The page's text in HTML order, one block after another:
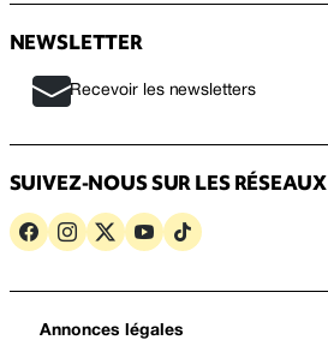
NEWSLETTER
Recevoir les newsletters
SUIVEZ-NOUS SUR LES RÉSEAUX
Annonces légales